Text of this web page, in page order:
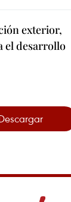
exterior,
el desarrollo